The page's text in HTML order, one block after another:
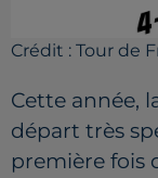
Crédit : Tour de
Cette année,
départ très
première fois